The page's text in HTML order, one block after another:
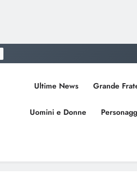
Ultime News Grande
Uomini e Donne